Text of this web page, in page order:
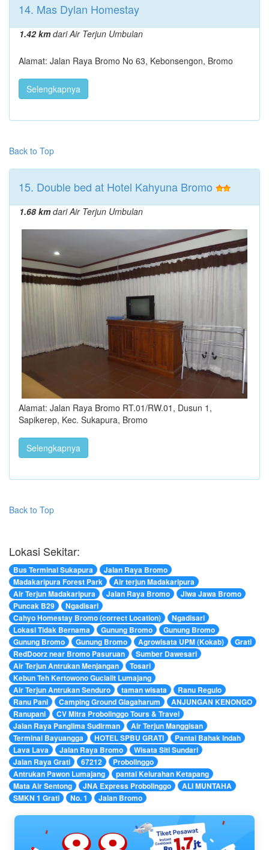
14. Mas Dylan Homestay
1.42 kmdari Air Terjun Umbulan
Alamat: Jalan Raya Bromo No 63, Kebonsengon, Bromo
Selengkapnya
Back to Top
15. Double bed at Hotel Kahyuna Bromo
1.68 kmdari Air Terjun Umbulan
Alamat: Jalan Raya Bromo RT.01/RW.01, Dusun 1,
Sapikerep, Kec. Sukapura, Bromo
Selengkapnya
Back to Top
Lokasi Sekitar:
Bus Terminal Sukapura
Jalan Raya Bromo
Madakaripura Forest Park
Air terjun Madakaripura
Air Terjun Madakaripura
Jalan Raya Bromo
Jiwa Jawa Bromo
Puncak B29
Ngadisari
Cahyo Homestay Bromo (correct Location)
Ngadisari
Lokasi Tidak Bernama
Gunung Bromo
Gunung Bromo
Gunung Bromo
Gunung Bromo Agrowisata UPM (Kokab)
Grati
RedDoorz near Bromo Pasuruan
Sumber Dawesari
Air Terjun Antrukan Menjangan
Tosari
Kebun Teh Kertowono Gucialit Lumajang
Air Terjun Antrukan Senduro
taman wisata
Ranu Regulo
Ranu Pani
Camping Ground Glagaharum
ANJUNGAN KENONGO
Ranupani
CV Mitra Probolinggo Tours & Travel
Jalan Raya Panglima Sudirman
Air Terjun Manggisan
Terminal Bayuangga
HOTEL SPBU GRATI
Pantai Bahak Indah
Lava Lava
Jalan Raya Bromo
Wisata Siti Sundari
Jalan Raya Grati
67212
Probolinggo
Antrukan Pawon Lumajang
pantai Kelurahan Ketapang
Mata Air Sentong
JNA Express Probolinggo
ALI MUNTAHA
SMKN 1 Grati
No. 1 Jalan Bromo